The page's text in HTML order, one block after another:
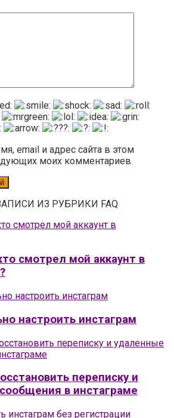
email и адрес сайта в этом
моих комментариев.
ИЗ РУБРИКИ FAQ
смотрел мой аккаунт в
настроить инстаграм
переписку и
в инстаграме